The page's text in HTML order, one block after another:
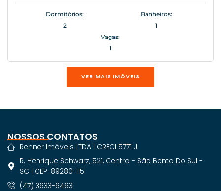
Dormitórios:
2
Banheiros:
1
Vagas:
1
VER MAIS IMÓVEIS
NOSSOS CONTATOS
Renner Imóveis LTDA | CRECI 5771 J
R. Henrique Schwarz, 521, Centro - São Bento Do Sul -
SC | CEP: 89280-115
(47) 3633-6463